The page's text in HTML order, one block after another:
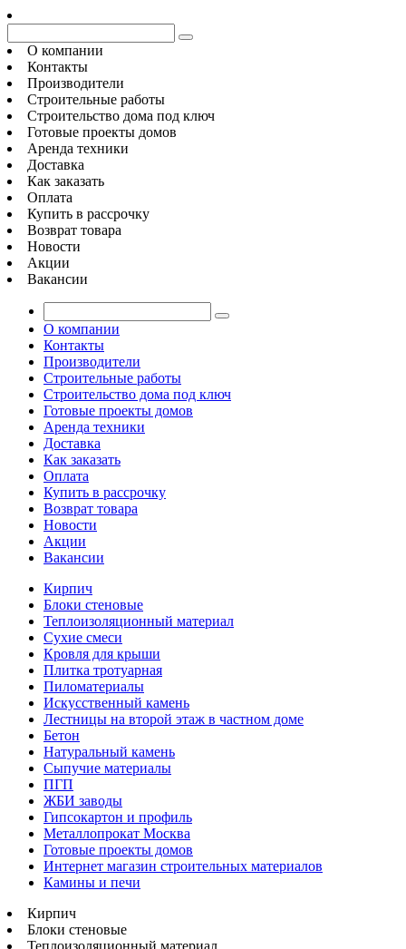
О компании
Контакты
Производители
Строительные работы
Строительство дома под ключ
Готовые проекты домов
Аренда техники
Доставка
Как заказать
Оплата
Купить в рассрочку
Возврат товара
Новости
Акции
Вакансии
О компании
Контакты
Производители
Строительные работы
Строительство дома под ключ
Готовые проекты домов
Аренда техники
Доставка
Как заказать
Оплата
Купить в рассрочку
Возврат товара
Новости
Акции
Вакансии
Кирпич
Блоки стеновые
Теплоизоляционный материал
Сухие смеси
Кровля для крыши
Плитка тротуарная
Пиломатериалы
Искусственный камень
Лестницы на второй этаж в частном доме
Бетон
Натуральный камень
Сыпучие материалы
ПГП
ЖБИ заводы
Гипсокартон и профиль
Металлопрокат Москва
Готовые проекты домов
Интернет магазин строительных материалов
Камины и печи
Кирпич
Блоки стеновые
Теплоизоляционный материал